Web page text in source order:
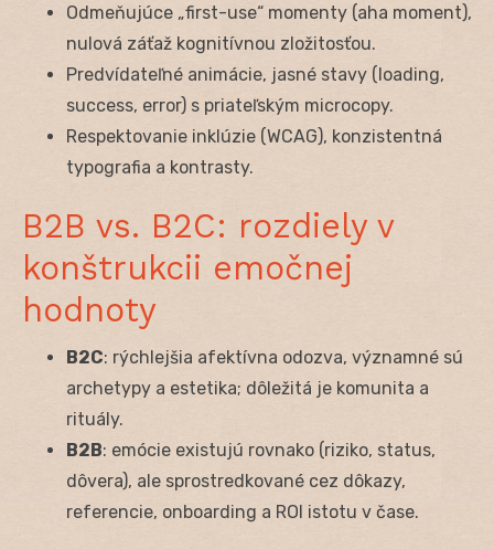
Odmeňujúce „first-use“ momenty (aha moment),
nulová záťaž kognitívnou zložitosťou.
Predvídateľné animácie, jasné stavy (loading,
success, error) s priateľským microcopy.
Respektovanie inklúzie (WCAG), konzistentná
typografia a kontrasty.
B2B vs. B2C: rozdiely v
konštrukcii emočnej
hodnoty
B2C: rýchlejšia afektívna odozva, významné sú
archetypy a estetika; dôležitá je komunita a
rituály.
B2B: emócie existujú rovnako (riziko, status,
dôvera), ale sprostredkované cez dôkazy,
referencie, onboarding a ROI istotu v čase.